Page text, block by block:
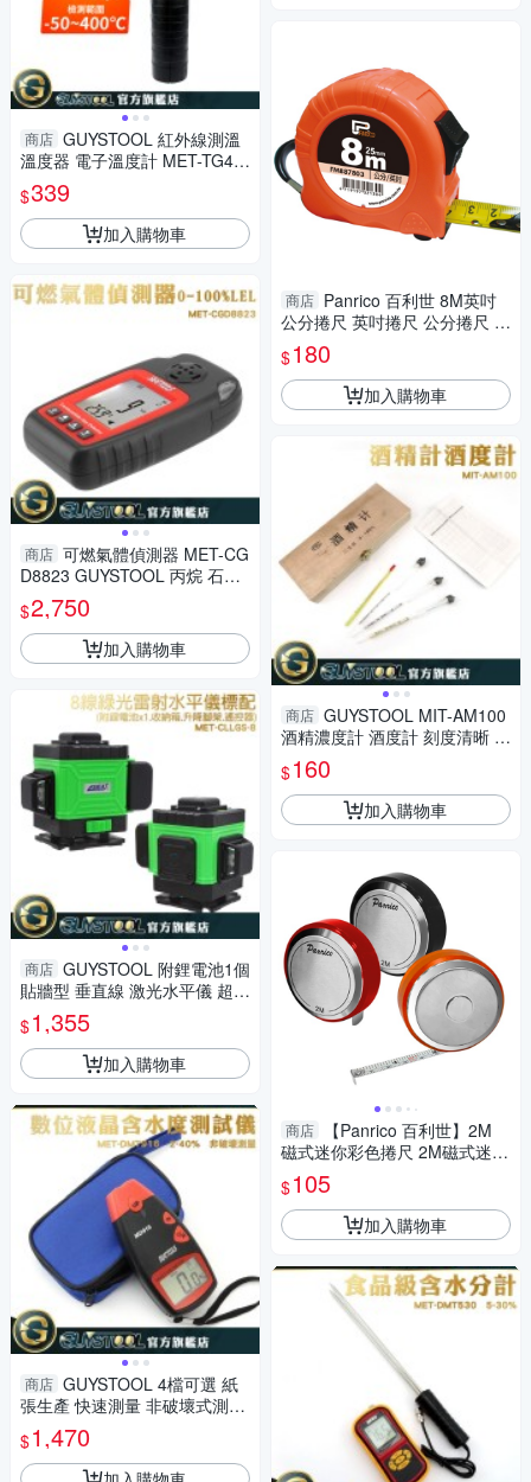
商店 GUYSTOOL 紅外線測溫
溫度器 電子溫度計 MET-TG40
0 溫度槍烘焙 非接觸式 油溫水
溫 溫度槍
$339
加入購物車
商店 可燃氣體偵測器 MET-CG
D8823 GUYSTOOL 丙烷 石油
氣 附儀器箱 環境安全 可燃氣體
警報器 氣體偵測器
$2,750
加入購物車
商店 GUYSTOOL 附鋰電池1個
貼牆型 垂直線 激光水平儀 超強
綠光 CLLGS-8 附儀器包 8條雷
射線
$1,355
加入購物車
商店 GUYSTOOL 4檔可選 紙
張生產 快速測量 非破壞式測量
水份儀 水份計 MET-DMT916
最小單位0.1% 書寫紙
$1,470
商店 Panrico 百利世 8M英吋
公分捲尺 英吋捲尺 公分捲尺 伸
縮尺 量尺 雙煞車鋼捲尺
$180
加入購物車
商店 GUYSTOOL MIT-AM100
酒精濃度計 酒度計 刻度清晰 酒
度表 酒精測試儀 工業 酒溫度計
$160
加入購物車
商店
【Panrico 百利世】2M
磁式迷你彩色捲尺 2M磁式迷你
彩色便攜尺
$105
加入購物車